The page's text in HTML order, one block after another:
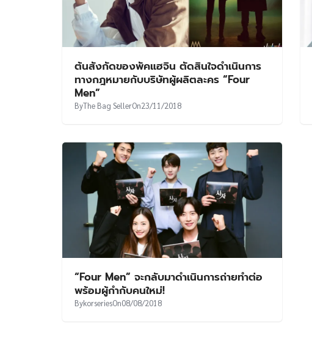
ต้นสังกัดของพัคแฮจิน ตัดสินใจดำเนินการ
ทางกฎหมายกับบริษัทผู้ผลิตละคร “Four
Men”
ByThe Bag SellerOn23/11/2018
“Four Men” จะกลับมาดำเนินการถ่ายทำต่อ
พร้อมผู้กำกับคนใหม่!
BykorseriesOn08/08/2018